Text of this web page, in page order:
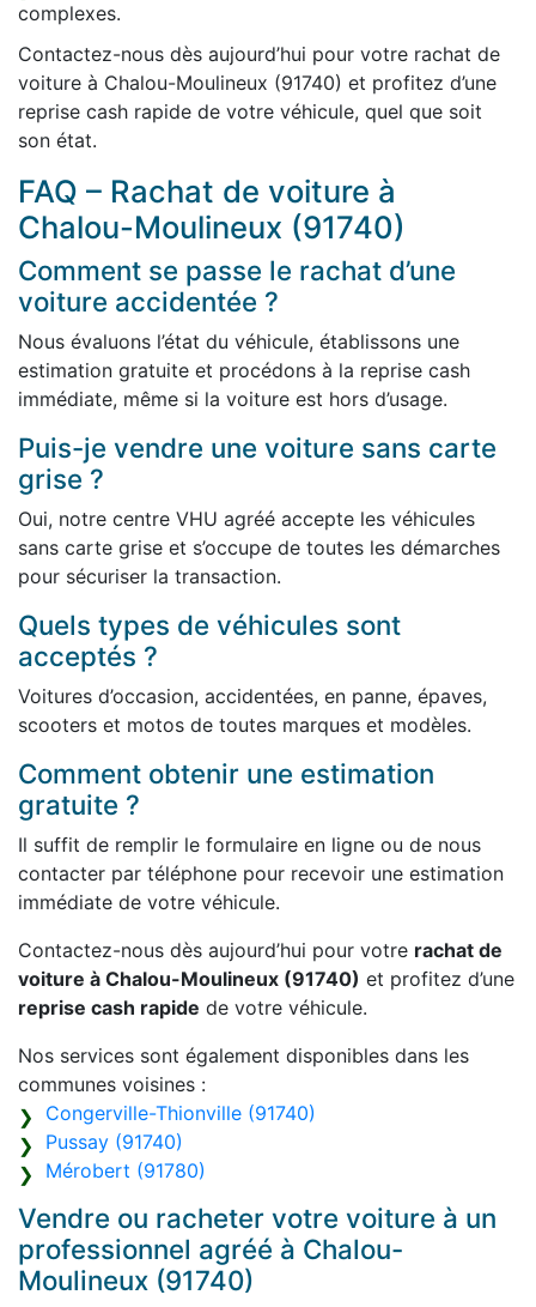
complexes.
Contactez-nous dès aujourd’hui pour votre rachat de
voiture à Chalou-Moulineux (91740) et profitez d’une
reprise cash rapide de votre véhicule, quel que soit
son état.
FAQ – Rachat de voiture à
Chalou-Moulineux (91740)
Comment se passe le rachat d’une
voiture accidentée ?
Nous évaluons l’état du véhicule, établissons une
estimation gratuite et procédons à la reprise cash
immédiate, même si la voiture est hors d’usage.
Puis-je vendre une voiture sans carte
grise ?
Oui, notre centre VHU agréé accepte les véhicules
sans carte grise et s’occupe de toutes les démarches
pour sécuriser la transaction.
Quels types de véhicules sont
acceptés ?
Voitures d’occasion, accidentées, en panne, épaves,
scooters et motos de toutes marques et modèles.
Comment obtenir une estimation
gratuite ?
Il suffit de remplir le formulaire en ligne ou de nous
contacter par téléphone pour recevoir une estimation
immédiate de votre véhicule.
Contactez-nous dès aujourd’hui pour votre rachat de
voiture à Chalou-Moulineux (91740) et profitez d’une
reprise cash rapide de votre véhicule.
Nos services sont également disponibles dans les
communes voisines :
Congerville-Thionville (91740)
Pussay (91740)
Mérobert (91780)
Vendre ou racheter votre voiture à un
professionnel agréé à Chalou-
Moulineux (91740)